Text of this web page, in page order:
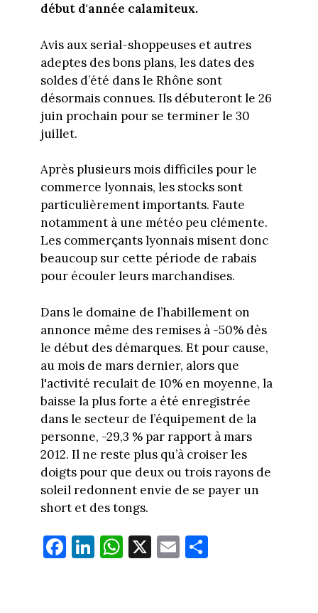
début d'année calamiteux.
Avis aux serial-shoppeuses et autres
adeptes des bons plans, les dates des
soldes d’été dans le Rhône sont
désormais connues. Ils débuteront le 26
juin prochain pour se terminer le 30
juillet.
Après plusieurs mois difficiles pour le
commerce lyonnais, les stocks sont
particulièrement importants. Faute
notamment à une météo peu clémente.
Les commerçants lyonnais misent donc
beaucoup sur cette période de rabais
pour écouler leurs marchandises.
Dans le domaine de l’habillement on
annonce même des remises à -50% dès
le début des démarques. Et pour cause,
au mois de mars dernier, alors que
l'activité reculait de 10% en moyenne, la
baisse la plus forte a été enregistrée
dans le secteur de l’équipement de la
personne, -29,3 % par rapport à mars
2012. Il ne reste plus qu’à croiser les
doigts pour que deux ou trois rayons de
soleil redonnent envie de se payer un
short et des tongs.
Fa
ce
Li
nk
W
ha
X E
m
Pa
rt